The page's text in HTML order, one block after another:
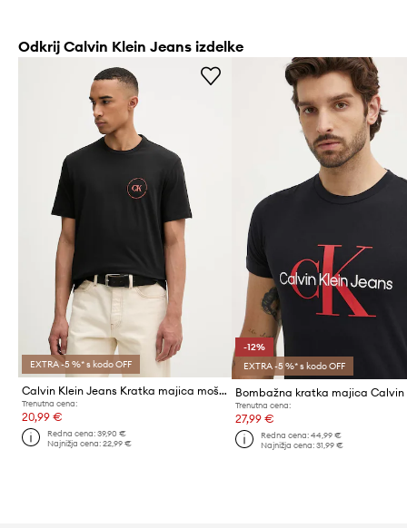
Odkrij Calvin Klein Jeans izdelke
EXTRA -5 %* s kodo OFF
Calvin Klein Jeans Kratka majica moška bombažna
Trenutna cena:
20,99 €
Redna cena:39,90 €
Najnižja cena:22,99 €
-12%
EXTRA -5 %* s kodo OFF
Trenutna cena:
27,99 €
Redna cena: 44,99 €
Najnižja cena: 31,99 €